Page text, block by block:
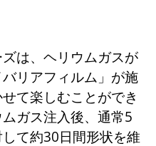
は、ヘリウムガスが
リアフィルム」が施
て楽しむことができ
ガス注入後、通常5
て約30日間形状を維